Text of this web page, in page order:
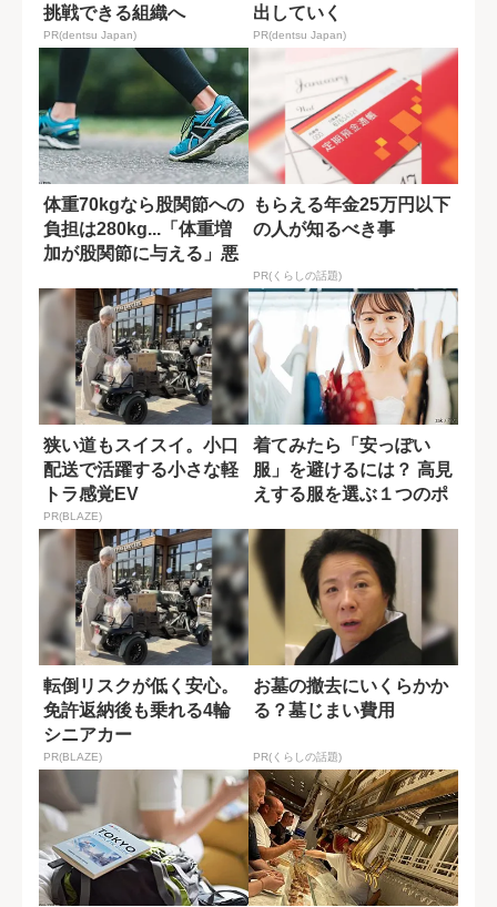
挑戦できる組織へ
PR(dentsu Japan)
出していく
PR(dentsu Japan)
体重70kgなら股関節への
負担は280kg...「体重増
加が股関節に与える」悪
もらえる年金25万円以下
の人が知るべき事
PR(くらしの話題)
狭い道もスイスイ。小口
配送で活躍する小さな軽
トラ感覚EV
PR(BLAZE)
着てみたら「安っぽい
服」を避けるには？ 高見
えする服を選ぶ１つのポ
転倒リスクが低く安心。
免許返納後も乗れる4輪
シニアカー
PR(BLAZE)
お墓の撤去にいくらかか
る？墓じまい費用
PR(くらしの話題)